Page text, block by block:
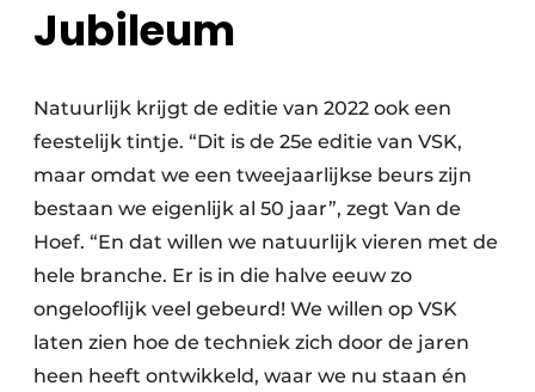
Jubileum
Natuurlijk krijgt de editie van 2022 ook een
feestelijk tintje. “Dit is de 25e editie van VSK,
maar omdat we een tweejaarlijkse beurs zijn
bestaan we eigenlijk al 50 jaar”, zegt Van de
Hoef. “En dat willen we natuurlijk vieren met de
hele branche. Er is in die halve eeuw zo
ongelooflijk veel gebeurd! We willen op VSK
laten zien hoe de techniek zich door de jaren
heen heeft ontwikkeld, waar we nu staan én